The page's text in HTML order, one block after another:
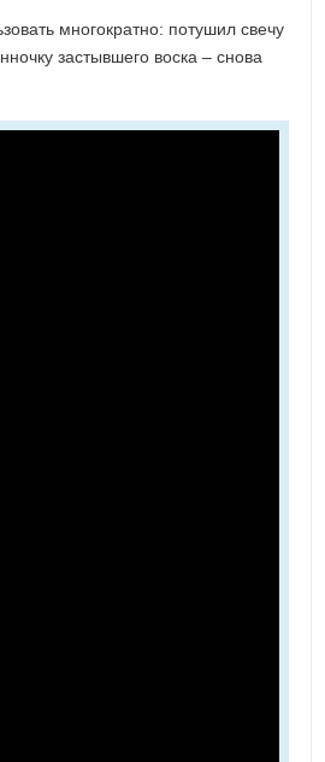
многократно: потушил свечу
застывшего воска – снова